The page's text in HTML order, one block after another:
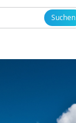
Suchen